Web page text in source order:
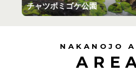
チャツボミゴケ公園
NAKANOJO